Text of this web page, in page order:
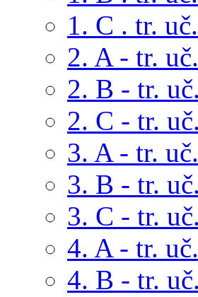
1. C . tr.
2. A - tr.
2. B - tr.
2. C - tr.
3. A - tr.
3. B - tr.
3. C - tr.
4. A - tr.
4. B - tr.